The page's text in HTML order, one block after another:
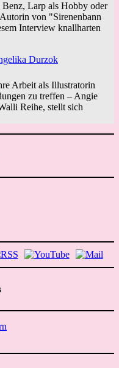
Larp als Hobby oder
von "Sirenenbann
Interview knallharten
Durzok
Arbeit als Illustratorin
zu treffen – Angie
Reihe, stellt sich